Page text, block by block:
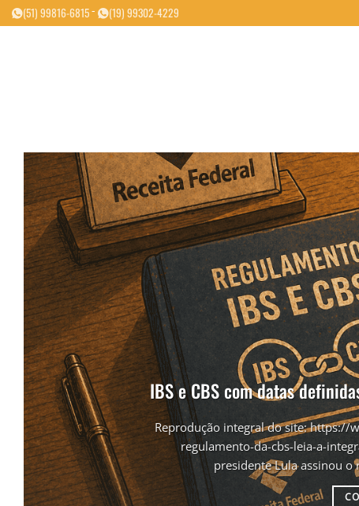
Skip
to
(51) 99816-6815- (19) 99302-4229
IBS e CBS com datas
Reprodução integral do site:
regulamento-da-cbs-leia-a-
presidente Lula assinou o